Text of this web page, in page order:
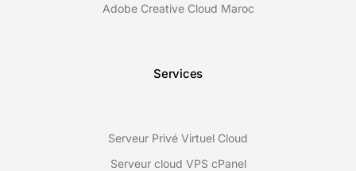
Adobe Creative Cloud Maroc
Services
Serveur Privé Virtuel Cloud
Serveur cloud VPS cPanel